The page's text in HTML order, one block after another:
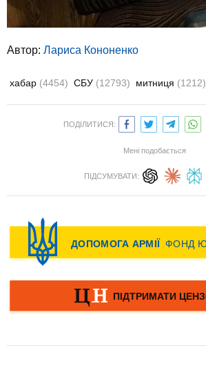
Автор: Лариса Кононенко
хабар (4454) СБУ (12793) митниця (1212)
ПОДІЛИТИСЯ:
Мені подобається
ПІДСУМУВАТИ: